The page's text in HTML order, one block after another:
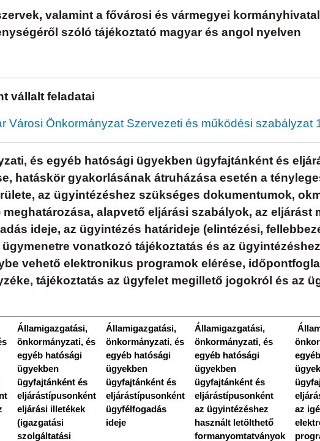
valamint a fővárosi és vármegyei
szóló tájékoztató magyar és angol nyelven
vállalt feladatai
Városi Önkormányzat Szervezeti és működési szabályzat
és egyéb hatósági ügyekben ügyfajtánként és
hatáskör gyakorlásának átruházása esetén a
az ügyintézéshez szükséges dokumentumok,
alapvető eljárási szabályok, az eljárást
ideje, az ügyintézés határideje (elintézési,
vonatkozó tájékoztatás és az
vehető elektronikus programok elérése,
tájékoztatás az ügyfelet megillető jogokról és az
Államigazgatási,
önkormányzati, és
egyéb hatósági
ügyekben
ügyfajtánként és
eljárástípusonként
eljárási illetékek
(igazgatási
szolgáltatási
Államigazgatási,
önkormányzati, és
egyéb hatósági
ügyekben
ügyfajtánként és
eljárástípusonként
ügyfélfogadás
ideje
Államigazgatási,
önkormányzati, és
egyéb hatósági
ügyekben
ügyfajtánként és
eljárástípusonként
az ügyintézéshez
használt letölthető
formanyomtatványok
az